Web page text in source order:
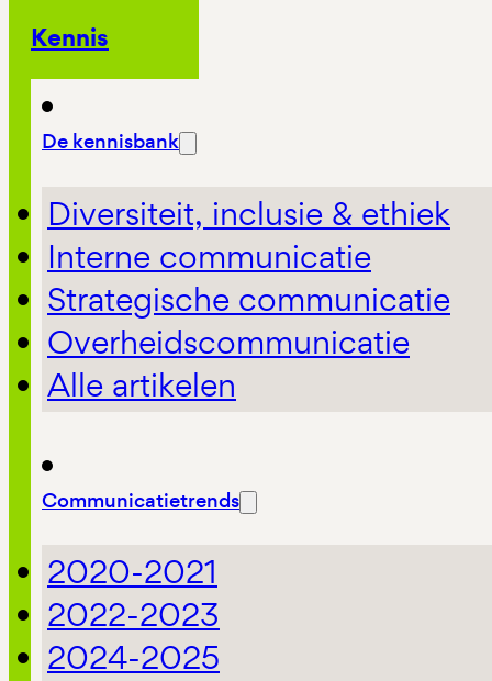
Kennis
De kennisbank
Diversiteit, inclusie & ethiek
Interne communicatie
Strategische communicatie
Overheidscommunicatie
Alle artikelen
Communicatietrends
2020-2021
2022-2023
2024-2025